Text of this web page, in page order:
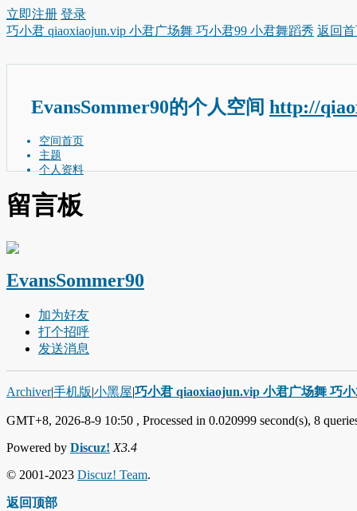
立即注册 登录
巧小君 qiaoxiaojun.vip 小君广场舞 巧小君99 小君舞蹈秀 返回
EvansSommer90的个人空间 http://
空间首页
主题
个人资料
留言板
EvansSommer90
加为好友
打个招呼
发送消息
Archiver|手机版|小黑屋|巧小君 qiaoxiaojun.vip 小君广场舞 巧
GMT+8, 2026-8-9 10:50 , Processed in 0.020999 second(s), 8
Powered by Discuz! X3.4
© 2001-2023 Discuz! Team.
返回顶部